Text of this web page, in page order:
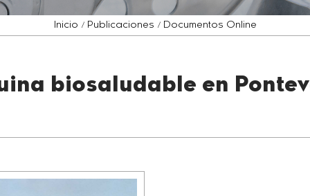
Inicio Publicaciones Documentos Online
biosaludable en